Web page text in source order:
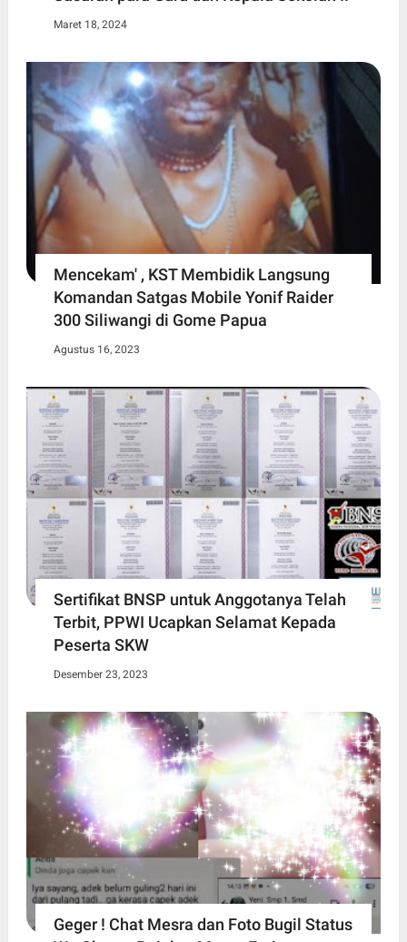
Maret 18, 2024
Mencekam' , KST Membidik Langsung
Komandan Satgas Mobile Yonif Raider
300 Siliwangi di Gome Papua
Agustus 16, 2023
Sertifikat BNSP untuk Anggotanya Telah
Terbit, PPWI Ucapkan Selamat Kepada
Peserta SKW
Desember 23, 2023
Geger ! Chat Mesra dan Foto Bugil Status